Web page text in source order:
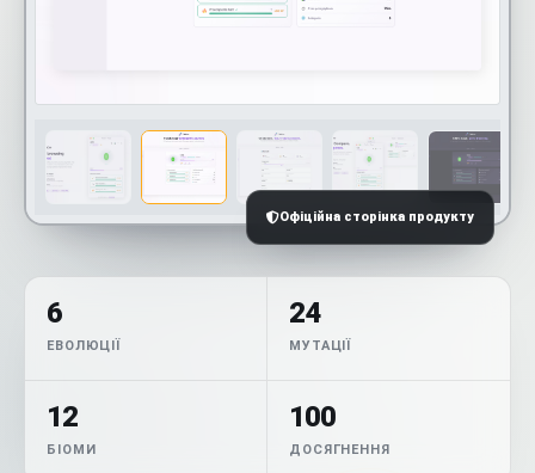
Офіційна сторінка продукту
6
ЕВОЛЮЦІЇ
24
МУТАЦІЇ
12
БІОМИ
100
ДОСЯГНЕННЯ